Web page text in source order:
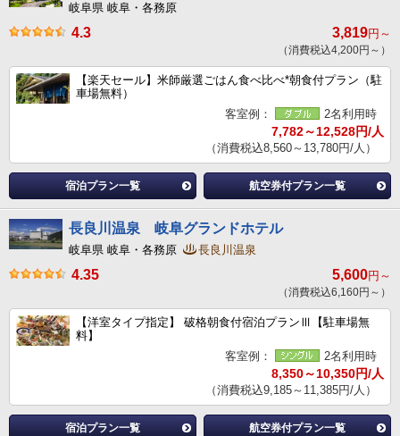
岐阜県 岐阜・各務原
4.3 3,819円～
（消費税込4,200円～）
【楽天セール】米師厳選ごはん食べ比べ*朝食付プラン（駐
車場無料）
客室例：
2名利用時
7,782～12,528円/人
（消費税込8,560～13,780円/人）
宿泊プラン一覧 航空券付プラン一覧
長良川温泉 岐阜グランドホテル
岐阜県 岐阜・各務原 長良川温泉
4.35 5,600円～
（消費税込6,160円～）
【洋室タイプ指定】 破格朝食付宿泊プランⅢ【駐車場無
料】
客室例：
2名利用時
8,350～10,350円/人
（消費税込9,185～11,385円/人）
宿泊プラン一覧 航空券付プラン一覧